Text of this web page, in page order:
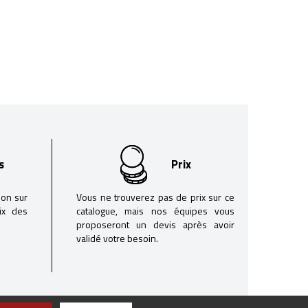
sur
des
Prix
Vous ne trouverez pas de prix sur ce
catalogue, mais nos équipes vous
proposeront un devis après avoir
validé votre besoin.